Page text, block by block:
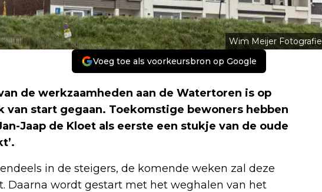
Wim Meijer Fotografie
Voeg toe als voorkeursbron op Google
de werkzaamheden aan de Watertoren is op
start gegaan. Toekomstige bewoners hebben
Jaap de Kloet als eerste een stukje van de oude
in de steigers, de komende weken zal deze
Daarna wordt gestart met het weghalen van het